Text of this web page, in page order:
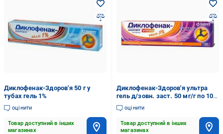
Диклофенак-Здоров'я 50 г у
тубах гель 1%
оцінити
Товар доступний в інших
магазинах
Диклофенак-Здоров'я ультра
гель д/зовн. заст. 50 мг/г по 100
г у тубах гель
оцінити
Товар доступний в інших
магазинах